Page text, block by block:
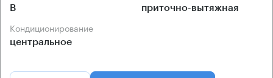
B приточно-вытяжная
Кондиционирование
центральное